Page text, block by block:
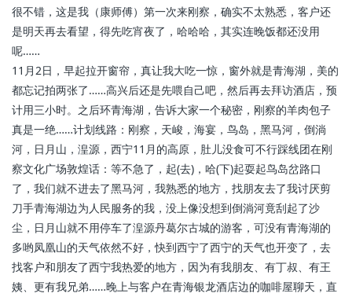
很不错，这是我（康师傅）第一次来刚察，确实不太熟悉，客户还
是明天再去看望，得先吃宵夜了，哈哈哈，其实连晚饭都还没用
呢……
11月2日，早起拉开窗帘，真让我大吃一惊，窗外就是青海湖，美的
都忘记拍两张了……高兴后还是先喂自己吧，然后再去拜访酒店，预
计用三小时。之后环青海湖，告诉大家一个秘密，刚察的羊肉包子
真是一绝……计划线路：刚察，天峻，海宴，鸟岛，黑马河，倒淌
河，日月山，湟源，西宁11月的高原，肚儿没食可不行踩线团在刚
察文化广场敦煌话：等不急了，起(去)，哈(下)起耍起鸟岛岔路口
了，我们就不进去了黑马河，我熟悉的地方，找朋友去了我讨厌剪
刀手青海湖边为人民服务的我，没上像没想到倒淌河竟刮起了沙
尘，日月山就不用停车了湟源丹葛尔古城的游客，可没有青海湖的
多哟凤凰山的天气依然不好，快到西宁了西宁的天气也开变了，去
找客户和朋友了西宁我热爱的地方，因为有我朋友、有丁叔、有王
姨、更有我兄弟……晚上与客户在青海银龙酒店边的咖啡屋聊天，直